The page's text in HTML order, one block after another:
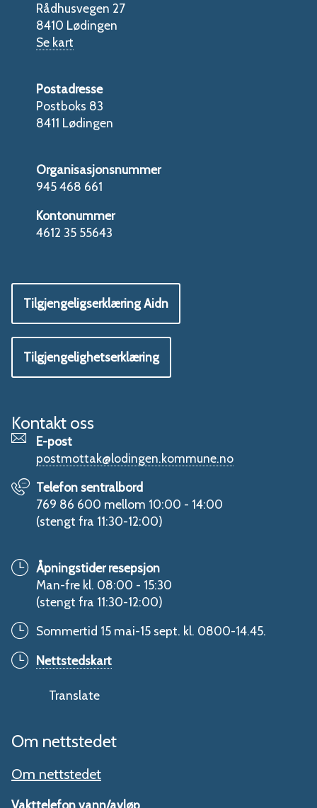
Rådhusvegen 27
8410 Lødingen
Se kart
Postadresse
Postboks 83
8411 Lødingen
Organisasjonsnummer
945 468 661
Kontonummer
4612 35 55643
Tilgjengeligserklæring Aidn
Tilgjengelighetserklæring
Kontakt oss
E-post
postmottak@lodingen.kommune.no
Telefon sentralbord
769 86 600 mellom 10:00 - 14:00
(stengt fra 11:30-12:00)
Åpningstider resepsjon
Man-fre kl. 08:00 - 15:30
(stengt fra 11:30-12:00)
Sommertid 15 mai-15 sept. kl. 0800-14.45.
Nettstedskart
Translate
Om nettstedet
Om nettstedet
Vakttelefon vann/avløp